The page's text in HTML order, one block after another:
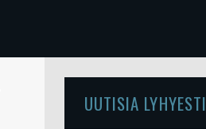
UUTISIA LYHYESTI